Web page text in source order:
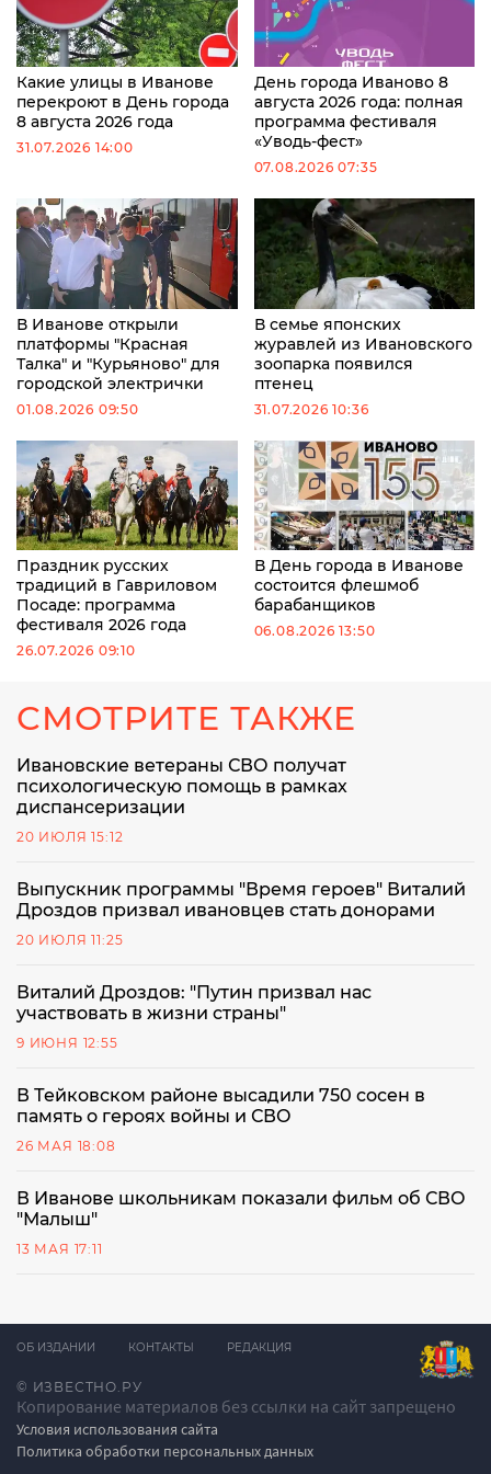
Какие улицы в Иванове
перекроют в День города
8 августа 2026 года
31.07.2026 14:00
День города Иваново 8
августа 2026 года: полная
программа фестиваля
«Уводь-фест»
07.08.2026 07:35
В Иванове открыли
платформы "Красная
Талка" и "Курьяново" для
городской электрички
01.08.2026 09:50
В семье японских
журавлей из Ивановского
зоопарка появился
птенец
31.07.2026 10:36
Праздник русских
традиций в Гавриловом
Посаде: программа
фестиваля 2026 года
26.07.2026 09:10
В День города в Иванове
состоится флешмоб
барабанщиков
06.08.2026 13:50
СМОТРИТЕ ТАКЖЕ
Ивановские ветераны СВО получат
психологическую помощь в рамках
диспансеризации
20 ИЮЛЯ 15:12
Выпускник программы "Время героев" Виталий
Дроздов призвал ивановцев стать донорами
20 ИЮЛЯ 11:25
Виталий Дроздов: "Путин призвал нас
участвовать в жизни страны"
9 ИЮНЯ 12:55
В Тейковском районе высадили 750 сосен в
память о героях войны и СВО
26 МАЯ 18:08
В Иванове школьникам показали фильм об СВО
"Малыш"
13 МАЯ 17:11
© ИЗВЕСТНО.РУ
Копирование материалов без ссылки на сайт запрещено
Условия использования сайта
Политика обработки персональных данных
ОБ ИЗДАНИИ КОНТАКТЫ РЕДАКЦИЯ